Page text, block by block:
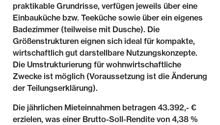
praktikable Grundrisse, verfügen jeweils über eine
Einbauküche bzw. Teeküche sowie über ein eigenes
Badezimmer (teilweise mit Dusche). Die
Größenstrukturen eignen sich ideal für kompakte,
wirtschaftlich gut darstellbare Nutzungskonzepte.
Die Umstrukturierung für wohnwirtschaftliche
Zwecke ist möglich (Voraussetzung ist die Änderung
der Teilungserklärung).
Die jährlichen Mieteinnahmen betragen 43.392,- €
erzielen, was einer Brutto-Soll-Rendite von 4,38 %